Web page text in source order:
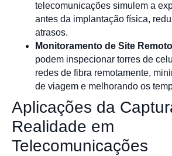
telecomunicações simulem a
antes da implantação física,
atrasos.
Monitoramento de Site
podem inspecionar torres de
redes de fibra remotamente,
de viagem e melhorando os
Aplicações da
Realidade em
Telecomunicações